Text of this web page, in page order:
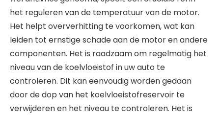
het reguleren van de temperatuur van de motor.
Het helpt oververhitting te voorkomen, wat kan
leiden tot ernstige schade aan de motor en andere
componenten. Het is raadzaam om regelmatig het
niveau van de koelvloeistof in uw auto te
controleren. Dit kan eenvoudig worden gedaan
door de dop van het koelvloeistofreservoir te
verwijderen en het niveau te controleren. Het is